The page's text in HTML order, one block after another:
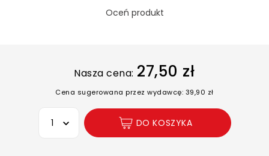
Oceń produkt
Nasza cena: 27,50 zł
Cena sugerowana przez wydawcę: 39,90 zł
Wybierz opcję
DO KOSZYKA